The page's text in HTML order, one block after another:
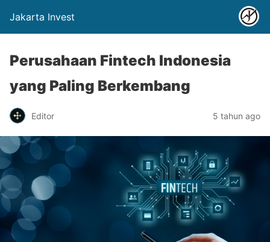
Jakarta Invest
Perusahaan Fintech Indonesia
yang Paling Berkembang
Editor 5 tahun ago